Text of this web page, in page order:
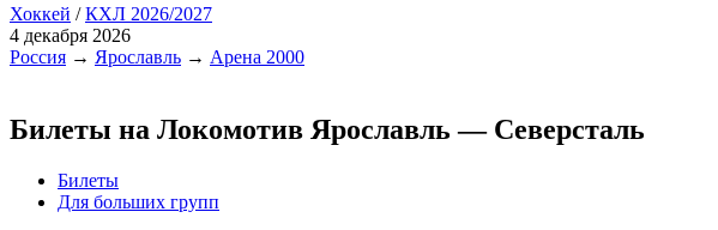
Хоккей /КХЛ 2026/2027
4 декабря 2026
Россия → Ярославль → Арена 2000
Билеты на Локомотив Ярославль — Северсталь
Билеты
Для больших групп